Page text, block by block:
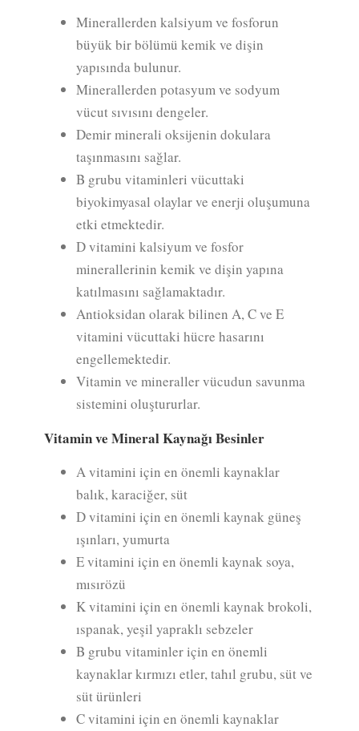
Minerallerden kalsiyum ve fosforun
büyük bir bölümü kemik ve dişin
yapısında bulunur.
Minerallerden potasyum ve sodyum
vücut sıvısını dengeler.
Demir minerali oksijenin dokulara
taşınmasını sağlar.
B grubu vitaminleri vücuttaki
biyokimyasal olaylar ve enerji oluşumuna
etki etmektedir.
D vitamini kalsiyum ve fosfor
minerallerinin kemik ve dişin yapına
katılmasını sağlamaktadır.
Antioksidan olarak bilinen A, C ve E
vitamini vücuttaki hücre hasarını
engellemektedir.
Vitamin ve mineraller vücudun savunma
sistemini oluştururlar.
Vitamin ve Mineral Kaynağı Besinler
A vitamini için en önemli kaynaklar
balık, karaciğer, süt
D vitamini için en önemli kaynak güneş
ışınları, yumurta
E vitamini için en önemli kaynak soya,
mısırözü
K vitamini için en önemli kaynak brokoli,
ıspanak, yeşil yapraklı sebzeler
B grubu vitaminler için en önemli
kaynaklar kırmızı etler, tahıl grubu, süt ve
süt ürünleri
C vitamini için en önemli kaynaklar